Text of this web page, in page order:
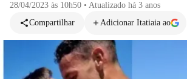
28/04/2023 às 10h50 • Atualizado há 3 anos
Compartilhar
Adicionar Itatiaia ao